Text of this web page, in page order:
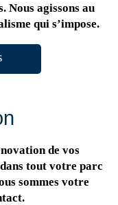
Nous agissons au
qui s’impose.
de vos
tout votre parc
sommes votre